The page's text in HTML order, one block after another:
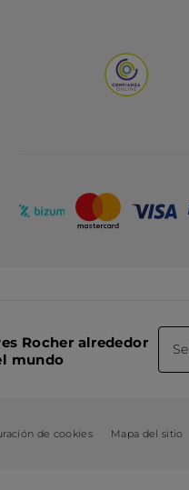
Rocher alrededor
mundo
de cookies Mapa del sitio